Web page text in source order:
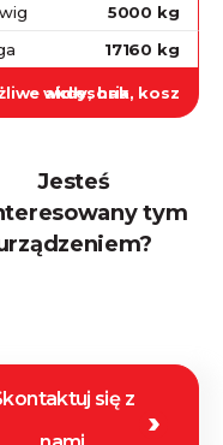
5000 kg
17160 kg
akcesoria
widły, hak, kosz
Jesteś
tym
się z